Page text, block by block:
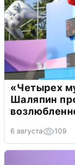
«Четырех
Шаляпин
6 августа 109